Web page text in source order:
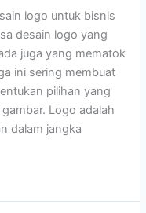
logo untuk bisnis
desain logo yang
juga yang mematok
ini sering membuat
pilihan yang
Logo adalah
dalam jangka